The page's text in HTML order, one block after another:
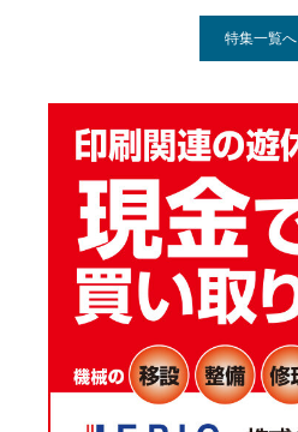
特集一覧へ